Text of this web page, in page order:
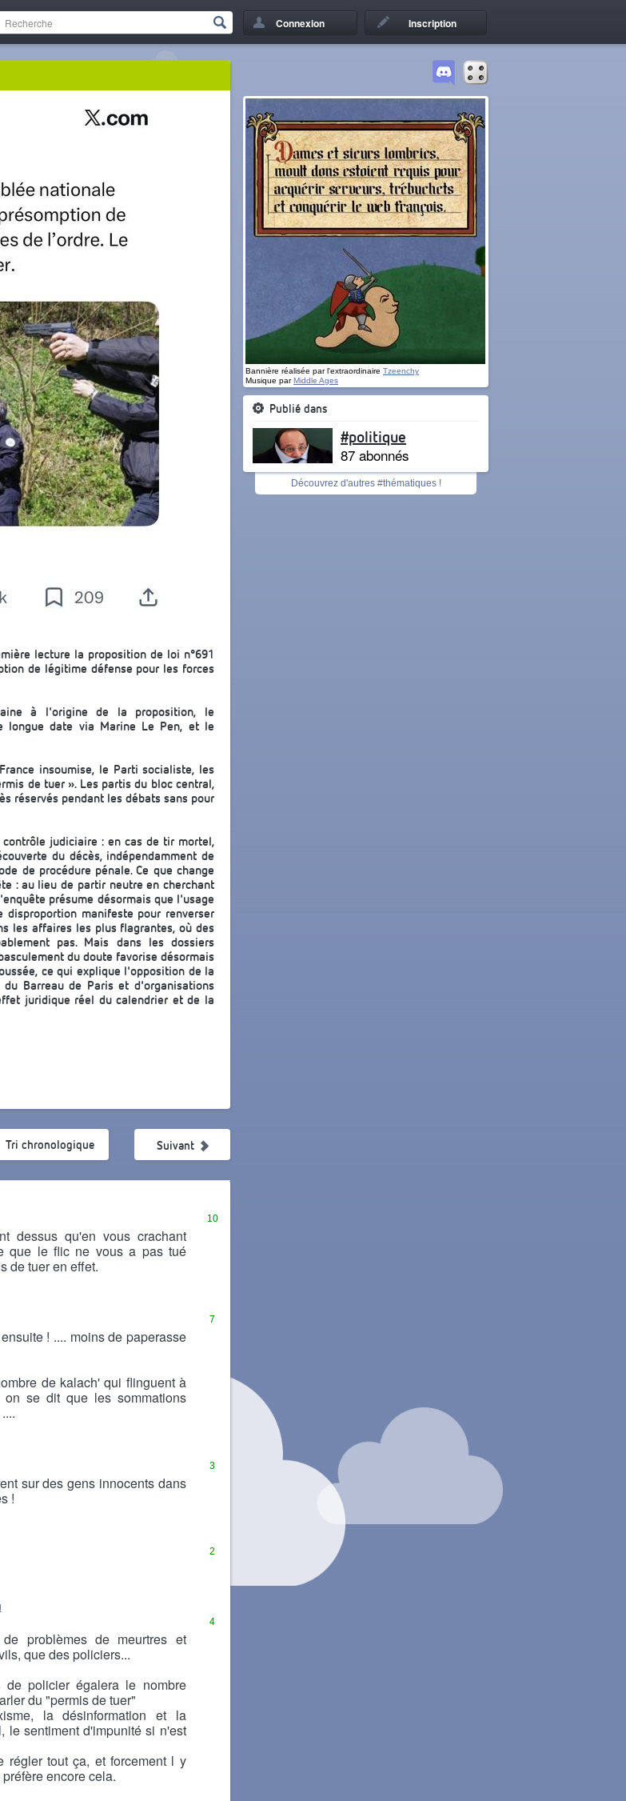
Connexion Inscription
lecture la proposition de loi n°691
de légitime défense pour les forces
à l'origine de la proposition, le
longue date via Marine Le Pen, et le
insoumise, le Parti socialiste, les
de tuer ». Les partis du bloc central,
réservés pendant les débats sans pour
judiciaire : en cas de tir mortel,
du décès, indépendamment de
de procédure pénale. Ce que change
: au lieu de partir neutre en cherchant
présume désormais que l'usage
manifeste pour renverser
les affaires les plus flagrantes, où des
pas. Mais dans les dossiers
du doute favorise désormais
ce qui explique l'opposition de la
Barreau de Paris et d'organisations
juridique réel du calendrier et de la
chronologique Suivant
10
dessus qu'en vous crachant
que le flic ne vous a pas tué
de tuer en effet.
7
! .... moins de paperasse
de kalach' qui flinguent à
se dit que les sommations
3
sur des gens innocents dans
!
2
4
problèmes de meurtres et
que des policiers...
policier égalera le nombre
du "permis de tuer"
la désinformation et la
le sentiment d'impunité si n'est
régler tout ça, et forcement l y
encore cela.
Bannière réalisée par l'extraordinaire Tzeenchy
Musique parMiddle Ages
Publié dans
#politique
87 abonnés
Découvrez d'autres #thématiques !